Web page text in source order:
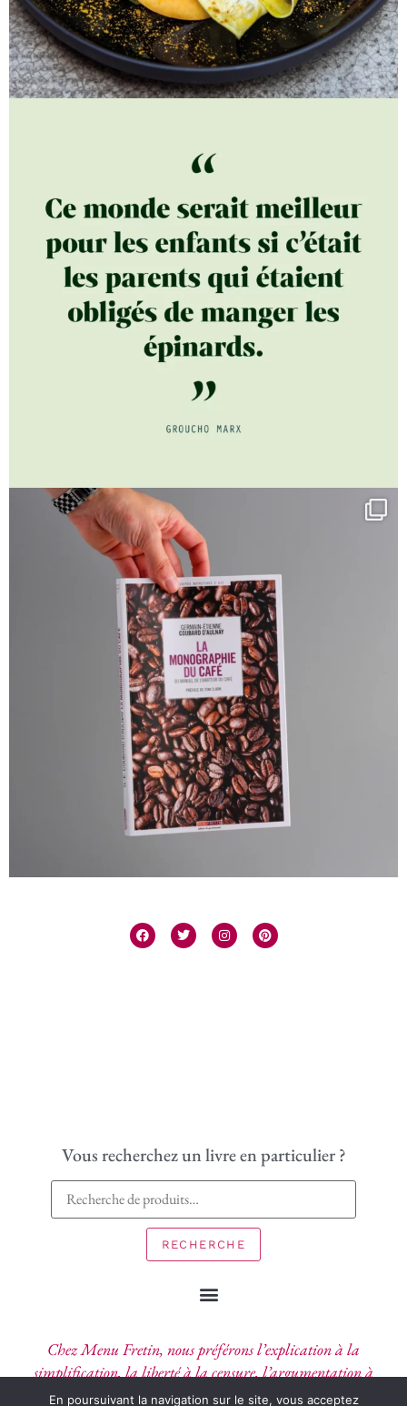
Vous recherchez un livre en particulier ?
RECHERCHE
Chez Menu Fretin, nous préférons l’explication à la
simplification, la liberté à la censure, l’argumentation à
l’affirmation, l’imagination au pouvoir.
En poursuivant la navigation sur le site, vous acceptez